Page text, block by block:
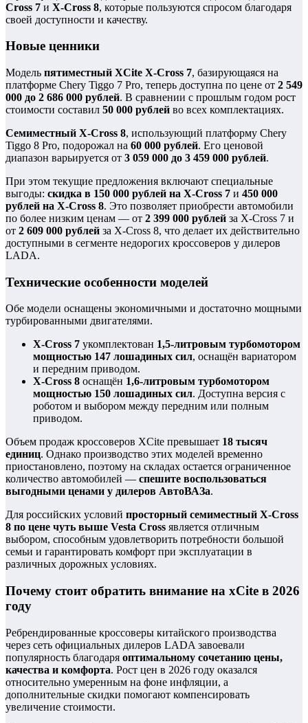
Cross 7 и X-Cross 8, которые пользуются спросом благодаря
своей доступности и качеству.
Новые ценники
Модель пятиместный XCite X-Cross 7, базирующаяся на
платформе Chery Tiggo 7 Pro, теперь доступна по цене от 2 549
000 до 2 686 000 рублей. В сравнении с прошлым годом рост
стоимости составил 50 000 рублей во всех комплектациях.
Семиместный X-Cross 8, использующий платформу Chery
Tiggo 8 Pro, подорожал на 60 000 рублей. Его ценовой
диапазон варьируется от 3 059 000 до 3 459 000 рублей.
При этом текущие предложения включают специальные
выгоды: скидка в 150 000 рублей на X-Cross 7 и 450 000
рублей на X-Cross 8. Это позволяет приобрести автомобили
по более низким ценам — от 2 399 000 рублей за X-Cross 7 и
от 2 609 000 рублей за X-Cross 8, что делает их действительно
доступными в сегменте недорогих кроссоверов у дилеров
LADA.
Технические особенности моделей
Обе модели оснащены экономичными и достаточно мощными
турбированными двигателями.
X-Cross 7 укомплектован 1,5-литровым турбомотором
мощностью 147 лошадиных сил, оснащён вариатором
и передним приводом.
X-Cross 8 оснащён 1,6-литровым турбомотором
мощностью 150 лошадиных сил. Доступна версия с
роботом и выбором между передним или полным
приводом.
Объем продаж кроссоверов XCite превышает 18 тысяч
единиц. Однако производство этих моделей временно
приостановлено, поэтому на складах остается ограниченное
количество автомобилей — спешите воспользоваться
выгодными ценами у дилеров АвтоВАЗа.
Для российских условий просторный семиместный X-Cross
8 по цене чуть выше Vesta Cross является отличным
выбором, способным удовлетворить потребности большой
семьи и гарантировать комфорт при эксплуатации в
различных дорожных условиях.
Почему стоит обратить внимание на xCite в 2026
году
Ребрендированные кроссоверы китайского производства
через сеть официальных дилеров LADA завоевали
популярность благодаря оптимальному сочетанию цены,
качества и комфорта. Рост цен в 2026 году оказался
относительно умеренным на фоне инфляции, а
дополнительные скидки помогают компенсировать
увеличение стоимости.